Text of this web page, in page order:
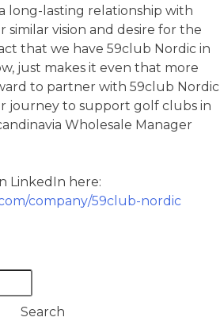
long-lasting relationship with
similar vision and desire for the
that we have 59club Nordic in
just makes it even that more
to partner with 59club Nordic
journey to support golf clubs in
Wholesale Manager
LinkedIn here:
company/59club-nordic